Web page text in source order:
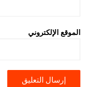
الموقع الإلكتروني